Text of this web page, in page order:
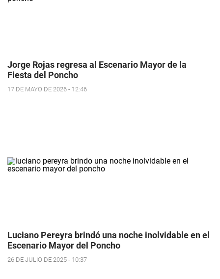
Jorge Rojas regresa al Escenario Mayor de la
Fiesta del Poncho
17 DE MAYO DE 2026 - 12:46
Luciano Pereyra brindó una noche inolvidable en el
Escenario Mayor del Poncho
26 DE JULIO DE 2025 - 10:37